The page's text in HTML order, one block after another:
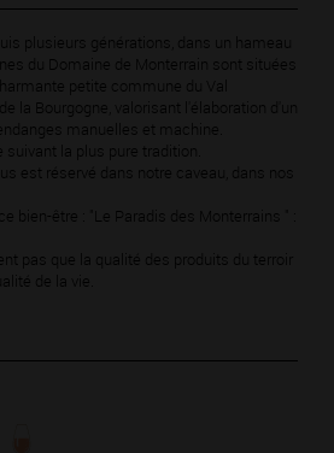
plusieurs générations, dans un hameau
du Domaine de Monterrain sont situées
petite commune du Val
la Bourgogne, valorisant l'élaboration d'un
manuelles et machine.
la plus pure tradition.
est réservé dans notre caveau, dans nos
bien-être : "Le Paradis des Monterrains " :
pas que la qualité des produits du terroir
de la vie.